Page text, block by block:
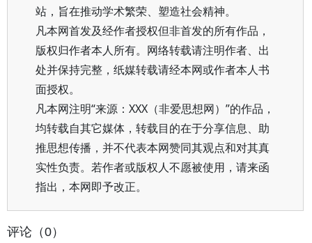
站，旨在推动学术繁荣、塑造社会精神。
凡本网首发及经作者授权但非首发的所有作品，
版权归作者本人所有。网络转载请注明作者、出
处并保持完整，纸媒转载请经本网或作者本人书
面授权。
凡本网注明“来源：XXX（非爱思想网）”的作品，
均转载自其它媒体，转载目的在于分享信息、助
推思想传播，并不代表本网赞同其观点和对其真
实性负责。若作者或版权人不愿被使用，请来函
指出，本网即予改正。
评论（0）